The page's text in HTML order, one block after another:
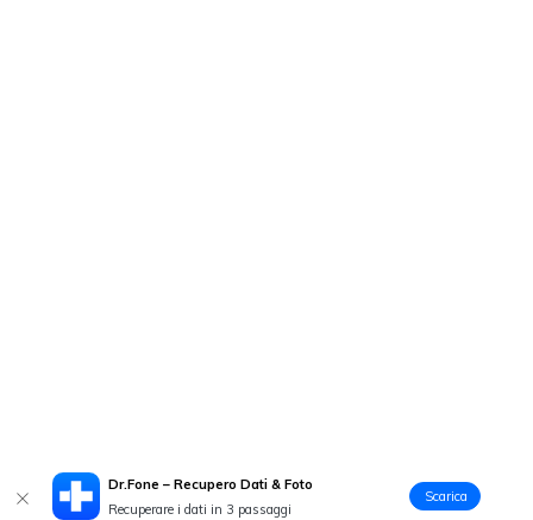
Dr.Fone – Recupero Dati & Foto
Recuperare i dati in 3 passaggi
Scarica